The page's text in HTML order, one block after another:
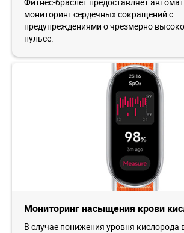
Фитнес-браслет предоставляет
мониторинг сердечных сокращений с
предупреждениями о чрезмерно
пульсе.
Мониторинг насыщения крови
В случае понижения уровня кислорода